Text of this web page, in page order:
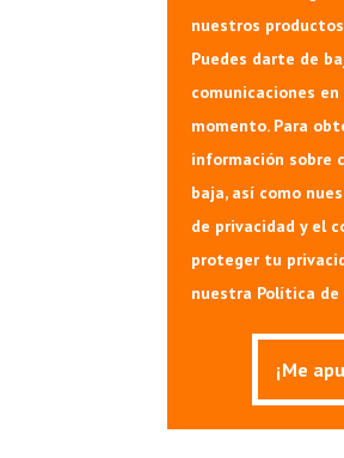
nuestros
Puedes darte de
comunicaciones
momento. Para
información sobre
baja, así como
de privacidad y el
proteger tu
nuestra Política de